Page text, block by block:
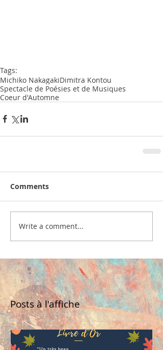
Tags:
Michiko NakagakiDimitra Kontou
Spectacle de Poésies et de Musiques
Coeur d'Automne
Comments
Write a comment...
Posts à l'affiche